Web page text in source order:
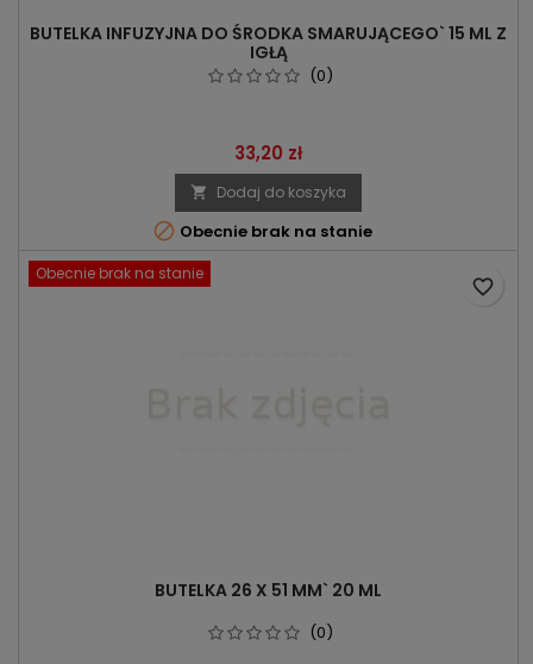
BUTELKA INFUZYJNA DO ŚRODKA SMARUJĄCEGO` 15 ML Z
IGŁĄ
(0)
Cena
33,20 zł
 Dodaj do koszyka
 Obecnie brak na stanie
Obecnie brak na stanie
BUTELKA 26 X 51 MM` 20 ML
(0)
favorite_border